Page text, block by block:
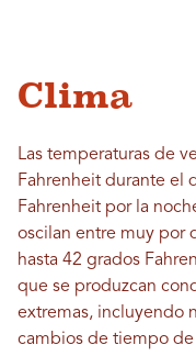
Clima
Las temperaturas de
Fahrenheit durante el
Fahrenheit por la
oscilan entre muy por
hasta 42 grados
que se produzcan
extremas, incluyendo
cambios de tiempo de